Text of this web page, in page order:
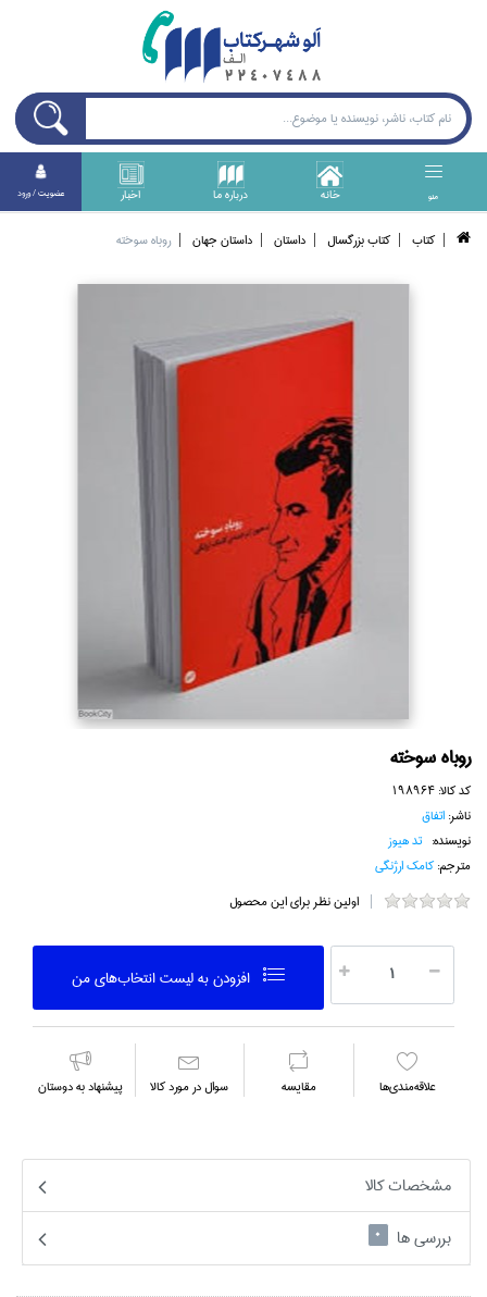
منو خانه درباره ما اخبار عضويت / ورود
كتاب كتاب بزرگسال داستان داستان جهان روباه سوخته
روباه سوخته
کد کالا:198964
ناشر:اتفاق
نویسنده: تد هيوز
مترجم:كامك ارژنگي
اولین نظر برای این محصول
افزودن به ليست انتخاب‌هاي من
علاقه‌مندي‌ها مقايسه سوال در مورد كالا پیشنهاد به دوستان
مشخصات کالا
بررسی ها
0